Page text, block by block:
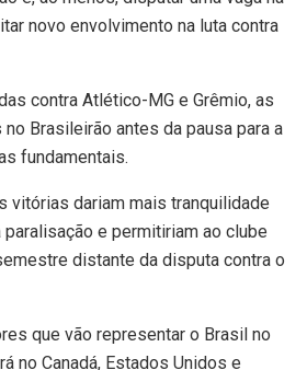
novo envolvimento na luta contra
contra Atlético-MG e Grêmio, as
Brasileirão antes da pausa para a
fundamentais.
vitórias dariam mais tranquilidade
e permitiriam ao clube
distante da disputa contra o
que vão representar o Brasil no
no Canadá, Estados Unidos e